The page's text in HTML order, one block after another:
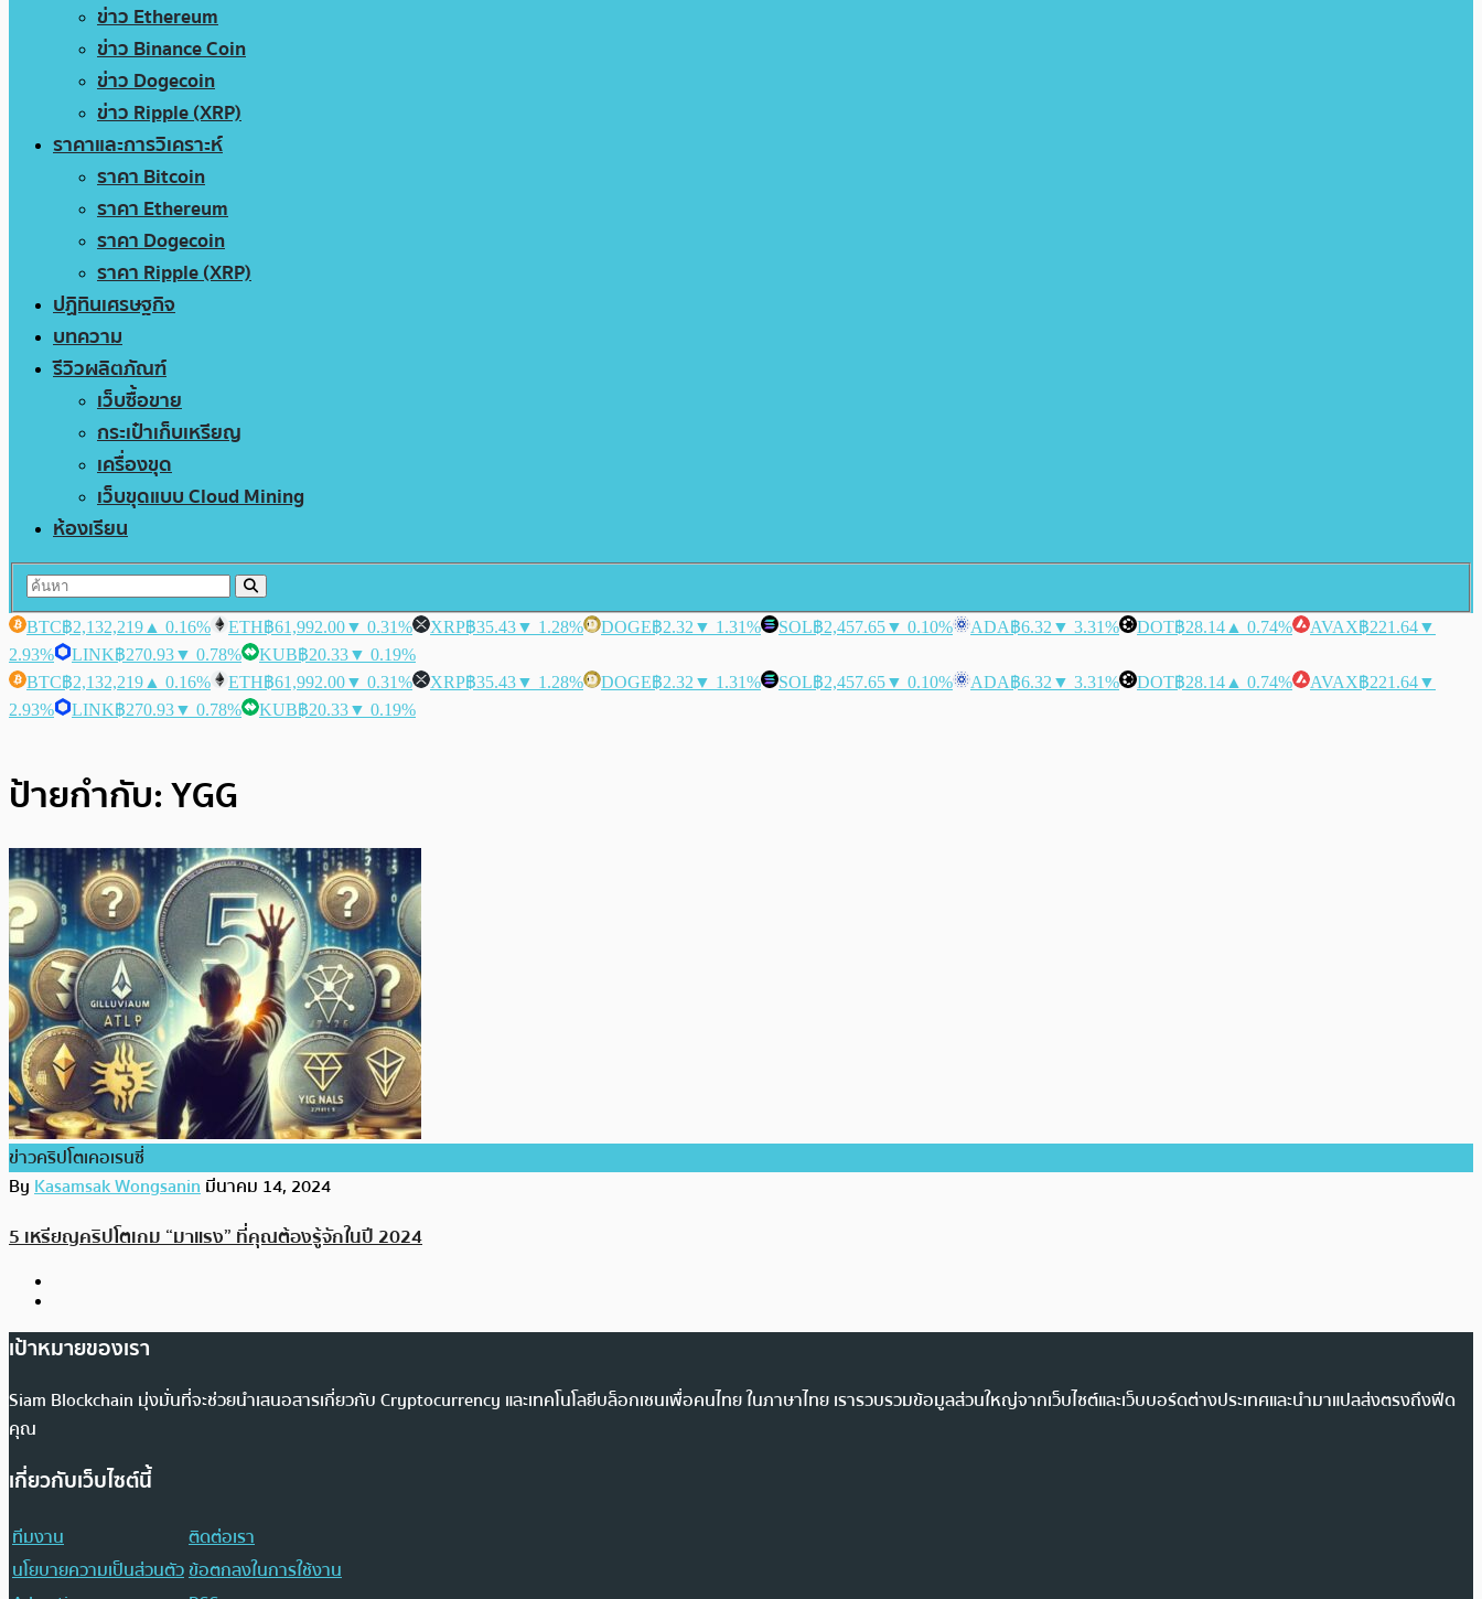
ข่าว Ethereum
ข่าว Binance Coin
ข่าว Dogecoin
ข่าว Ripple (XRP)
ราคาและการวิเคราะห์
ราคา Bitcoin
ราคา Ethereum
ราคา Dogecoin
ราคา Ripple (XRP)
ปฏิทินเศรษฐกิจ
บทความ
รีวิวผลิตภัณฑ์
เว็บซื้อขาย
กระเป๋าเก็บเหรียญ
เครื่องขุด
เว็บขุดแบบ Cloud Mining
ห้องเรียน
BTC฿2,132,219 ▲ 0.16% ETH฿61,992.00▼ 0.31% XRP฿35.43▼ 1.28% DOGE฿2.32 ▼ 1.31% SOL฿2,457.65▼ 0.10% ADA฿6.32 ▼ 3.31% DOT฿28.14 ▲ 0.74% AVAX฿221.64▼
2.93%
LINK฿270.93▼ 0.78% KUB฿20.33▼ 0.19%
BTC฿2,132,219 ▲ 0.16% ETH฿61,992.00▼ 0.31% XRP฿35.43▼ 1.28% DOGE฿2.32 ▼ 1.31% SOL฿2,457.65▼ 0.10% ADA฿6.32 ▼ 3.31% DOT฿28.14 ▲ 0.74% AVAX฿221.64▼
2.93%
LINK฿270.93▼ 0.78% KUB฿20.33▼ 0.19%
ป้ายกำกับ:YGG
ข่าวคริปโตเคอเรนซี่
ByKasamsak Wongsaninมีนาคม 14, 2024
5 เหรียญคริปโตเกม “มาแรง” ที่คุณต้องรู้จักในปี 2024
เป้าหมายของเรา
Siam Blockchain มุ่งมั่นที่จะช่วยนำเสนอสารเกี่ยวกับ Cryptocurrency และเทคโนโลยีบล็อกเชนเพื่อคนไทย ในภาษาไทย เรารวบรวมข้อมูลส่วนใหญ่จากเว็บไซต์และเว็บบอร์ดต่างประเทศและนำมาแปลส่งตรงถึงฟีด
คุณ
เกี่ยวกับเว็บไซต์นี้
ทีมงาน
ติดต่อเรา
นโยบายความเป็นส่วนตัวข้อตกลงในการใช้งาน